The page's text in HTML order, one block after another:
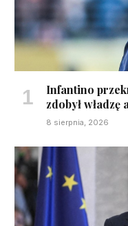
Infantino
zdobył władzę
8 sierpnia, 2026